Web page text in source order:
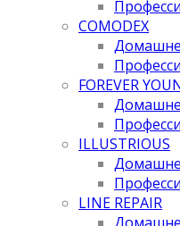
COMODEX
FOREVER
ILLUSTRIOUS
LINE REPAIR